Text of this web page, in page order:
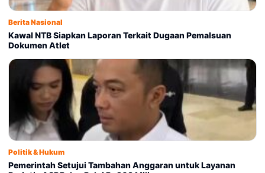
Berita Nasional
Kawal NTB Siapkan Laporan Terkait Dugaan Pemalsuan
Dokumen Atlet
Politik & Hukum
Pemerintah Setujui Tambahan Anggaran untuk Layanan